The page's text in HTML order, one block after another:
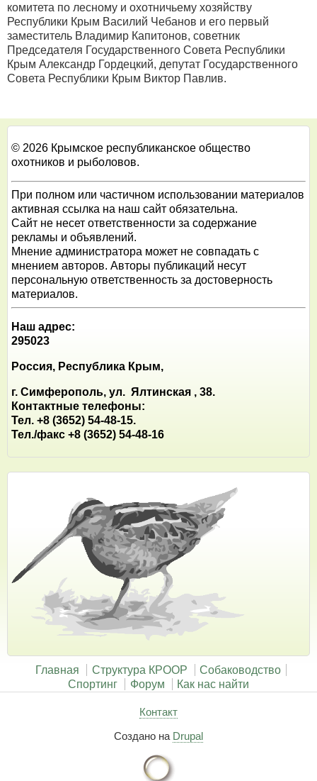
комитета по лесному и охотничьему хозяйству
Республики Крым Василий Чебанов и его первый
заместитель Владимир Капитонов, советник
Председателя Государственного Совета Республики
Крым Александр Гордецкий, депутат Государственного
Совета Республики Крым Виктор Павлив.
© 2026 Крымское республиканское общество
охотников и рыболовов.
При полном или частичном использовании материалов
активная ссылка на наш сайт обязательна.
Сайт не несет ответственности за содержание
рекламы и объявлений.
Мнение администратора может не совпадать с
мнением авторов. Авторы публикаций несут
персональную ответственность за достоверность
материалов.
Наш адрес:
295023
Россия, Республика Крым,
г. Симферополь, ул. Ялтинская , 38.
Контактные телефоны:
Тел. +8 (3652) 54-48-15.
Тел./факс +8 (3652) 54-48-16
Главная Структура КРООР
Собаководство
Спортинг
Форум Как нас найти
Контакт
Создано на Drupal